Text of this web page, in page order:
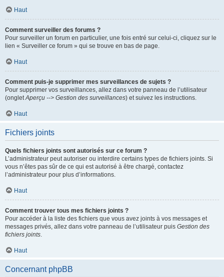
Haut
Comment surveiller des forums ?
Pour surveiller un forum en particulier, une fois entré sur celui-ci, cliquez sur le
lien « Surveiller ce forum » qui se trouve en bas de page.
Haut
Comment puis-je supprimer mes surveillances de sujets ?
Pour supprimer vos surveillances, allez dans votre panneau de l’utilisateur
(ongletAperçu --> Gestion des surveillances) et suivez les instructions.
Haut
Fichiers joints
Quels fichiers joints sont autorisés sur ce forum ?
L’administrateur peut autoriser ou interdire certains types de fichiers joints. Si
vous n’êtes pas sûr de ce qui est autorisé à être chargé, contactez
l’administrateur pour plus d’informations.
Haut
Comment trouver tous mes fichiers joints ?
Pour accéder à la liste des fichiers que vous avez joints à vos messages et
messages privés, allez dans votre panneau de l’utilisateur puis Gestion des
fichiers joints.
Haut
Concernant phpBB